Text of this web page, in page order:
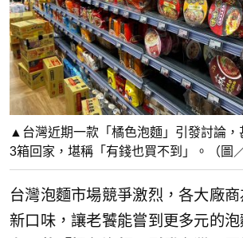
▲台灣近期一款「橘色泡麵」引發討論，
3箱回家，堪稱「有錢也買不到」。（圖
台灣泡麵市場競爭激烈，各大廠
新口味，讓老饕能嘗到更多元的